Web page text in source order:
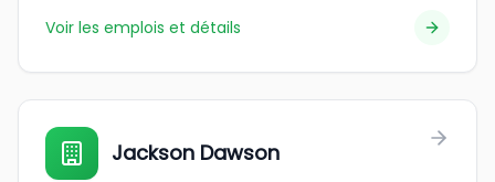
Voir les emplois et détails
Jackson Dawson